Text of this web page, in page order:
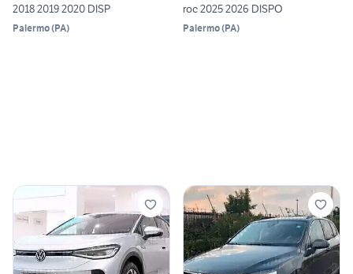
2018 2019 2020 DISP
Palermo(PA)
roc 2025 2026 DISPO
Palermo(PA)